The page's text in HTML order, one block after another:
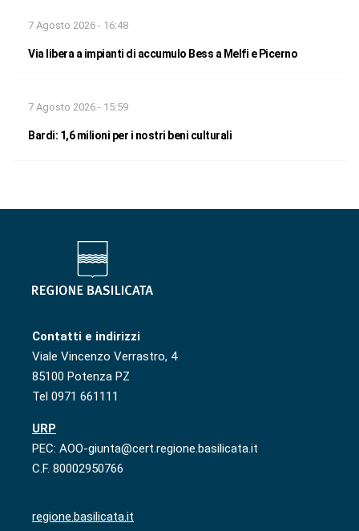
7 Agosto 2026 - 16:48
Via libera a impianti di accumulo Bess a Melfi e Picerno
7 Agosto 2026 - 15:59
Bardi: 1,6 milioni per i nostri beni culturali
Contatti e indirizzi
Viale Vincenzo Verrastro, 4
85100 Potenza PZ
Tel 0971 661111
URP
PEC: AOO-giunta@cert.regione.basilicata.it
C.F. 80002950766
regione.basilicata.it